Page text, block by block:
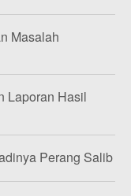
Masalah
Laporan Hasil
Perang Salib